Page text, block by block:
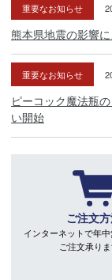
重要なお知らせ
熊本県地震の影響
重要なお知らせ
ピーコック魔法瓶
い開始
ご注文
インターネットで年
ご注文承りま